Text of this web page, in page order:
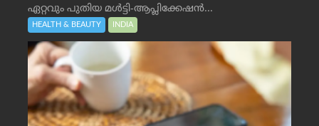
ഏറ്റവും പുതിയ മൾട്ടി-ആപ്ലിക്കേഷൻ...
HEALTH & BEAUTY INDIA